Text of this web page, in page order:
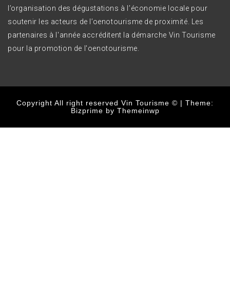
l’organisation des dégustations à l’économie locale pour
soutenir les acteurs de l’oenotourisme de proximité. Les
partenaires à l'année accréditent la démarche Vin Tourisme
pour la promotion de l'oenotourisme.
Copyright All right reserved Vin Tourisme © | Theme:
Bizprime by Themeinwp